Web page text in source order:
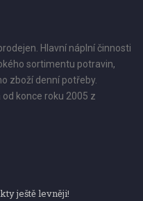
Hlavní náplní činnosti
sortimentu potravin,
zboží denní potřeby.
konce roku 2005 z
ještě levněji!